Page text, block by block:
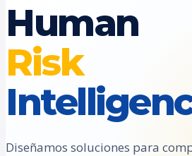
Human
Risk
Diseñamos soluciones para